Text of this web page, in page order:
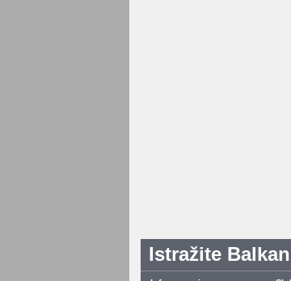
Istražite